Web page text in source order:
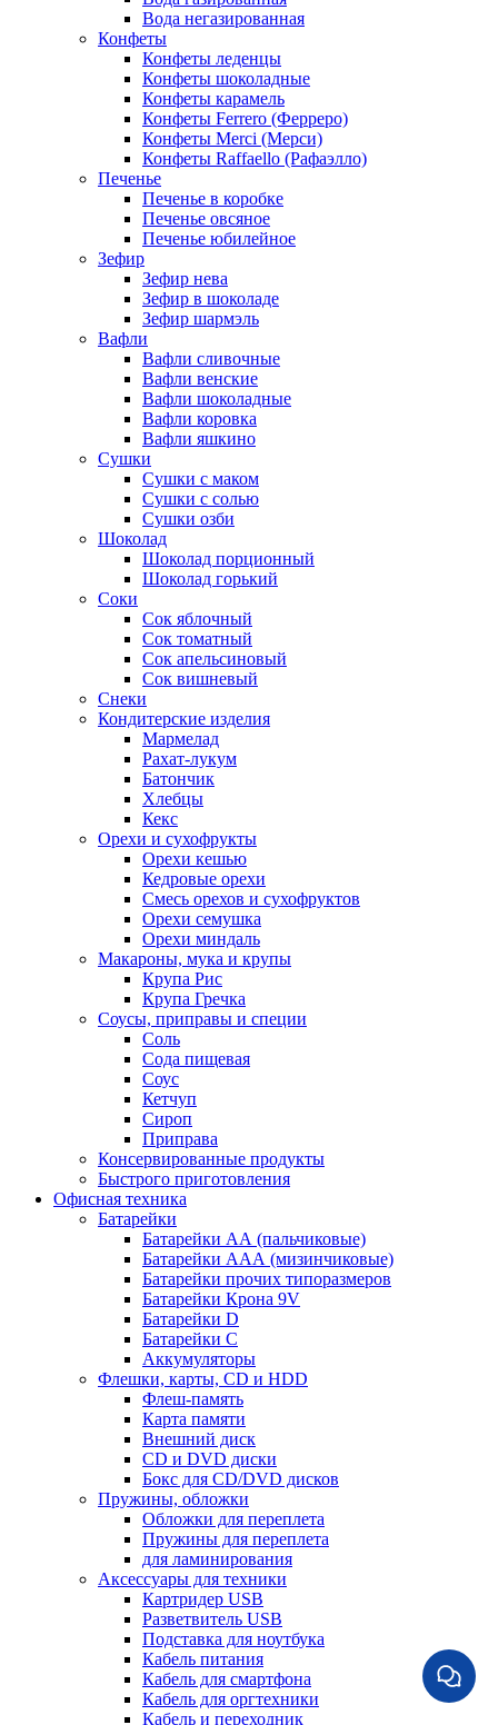
Вода негазированная
Конфеты
Конфеты леденцы
Конфеты шоколадные
Конфеты карамель
Конфеты Ferrero (Ферреро)
Конфеты Merci (Мерси)
Конфеты Raffaello (Рафаэлло)
Печенье
Печенье в коробке
Печенье овсяное
Печенье юбилейное
Зефир
Зефир нева
Зефир в шоколаде
Зефир шармэль
Вафли
Вафли сливочные
Вафли венские
Вафли шоколадные
Вафли коровка
Вафли яшкино
Сушки
Сушки с маком
Сушки с солью
Сушки озби
Шоколад
Шоколад порционный
Шоколад горький
Соки
Сок яблочный
Сок томатный
Сок апельсиновый
Сок вишневый
Снеки
Кондитерские изделия
Мармелад
Рахат-лукум
Батончик
Хлебцы
Кекс
Орехи и сухофрукты
Орехи кешью
Кедровые орехи
Смесь орехов и сухофруктов
Орехи семушка
Орехи миндаль
Макароны, мука и крупы
Крупа Рис
Крупа Гречка
Соусы, приправы и специи
Соль
Сода пищевая
Соус
Кетчуп
Сироп
Приправа
Консервированные продукты
Быстрого приготовления
Офисная техника
Батарейки
Батарейки АА (пальчиковые)
Батарейки ААА (мизинчиковые)
Батарейки прочих типоразмеров
Батарейки Крона 9V
Батарейки D
Батарейки С
Аккумуляторы
Флешки, карты, CD и HDD
Флеш-память
Карта памяти
Внешний диск
CD и DVD диски
Бокс для CD/DVD дисков
Пружины, обложки
Обложки для переплета
Пружины для переплета
для ламинирования
Аксессуары для техники
Картридер USB
Разветвитель USB
Подставка для ноутбука
Кабель питания
Кабель для смартфона
Кабель для оргтехники
Кабель и переходник